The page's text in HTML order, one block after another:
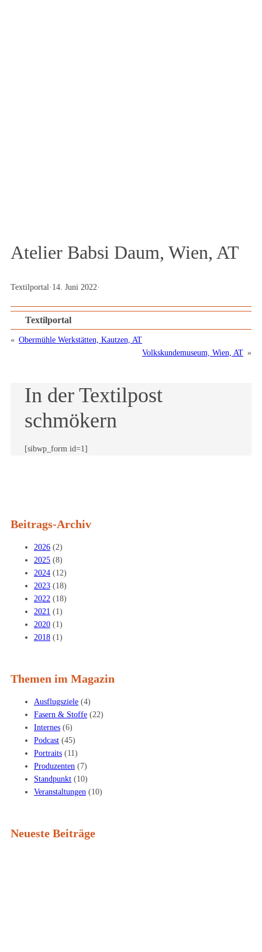
Atelier Babsi Daum, Wien, AT
Textilportal· 14. Juni 2022·
Textilportal
« Obermühle Werkstätten, Kautzen, AT
Volkskundemuseum, Wien, AT »
In der Textilpost
schmökern
[sibwp_form id=1]
Beitrags-Archiv
2026 (2)
2025 (8)
2024 (12)
2023 (18)
2022 (18)
2021 (1)
2020 (1)
2018 (1)
Themen im Magazin
Ausflugsziele (4)
Fasern & Stoffe (22)
Internes (6)
Podcast (45)
Portraits (11)
Produzenten (7)
Standpunkt (10)
Veranstaltungen (10)
Neueste Beiträge